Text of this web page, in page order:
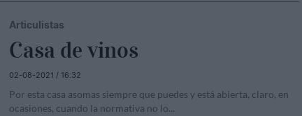
Articulistas
Casa de vinos
02-08-2021 / 16:32
Por esta casa asomas siempre que puedes y está abierta, claro, en
ocasiones, cuando la normativa no lo...